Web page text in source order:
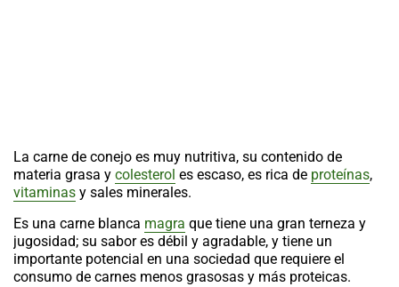
La carne de conejo es muy nutritiva, su contenido de
materia grasa y colesterol es escaso, es rica de proteínas,
vitaminas y sales minerales.
Es una carne blanca magra que tiene una gran terneza y
jugosidad; su sabor es débil y agradable, y tiene un
importante potencial en una sociedad que requiere el
consumo de carnes menos grasosas y más proteicas.